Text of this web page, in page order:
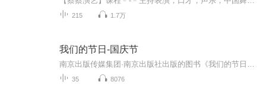
215 1.7万
我们的节日-国庆节
35 8076